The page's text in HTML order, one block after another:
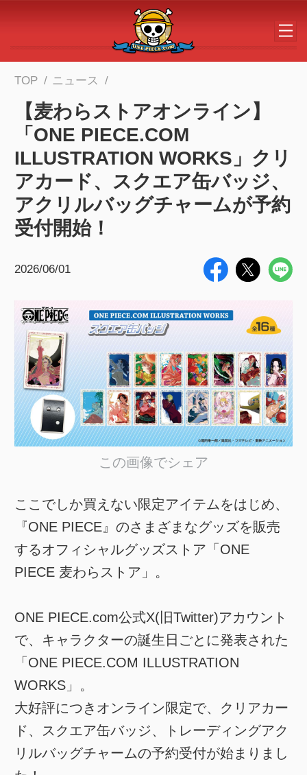
メインコンテンツへスキップする
TOP ニュース
【麦わらストアオンライン】
「ONE PIECE.COM
ILLUSTRATION WORKS」クリ
アカード、スクエア缶バッジ、
アクリルバッグチャームが予約
受付開始！
2026/06/01
この画像でシェア
ここでしか買えない限定アイテムをはじめ、
『ONE PIECE』のさまざまなグッズを販売
するオフィシャルグッズストア「ONE
PIECE 麦わらストア」。
ONE PIECE.com公式X(旧Twitter)アカウント
で、キャラクターの誕生日ごとに発表された
「ONE PIECE.COM ILLUSTRATION
WORKS」。
大好評につきオンライン限定で、クリアカー
ド、スクエア缶バッジ、トレーディングアク
リルバッグチャームの予約受付が始まりまし